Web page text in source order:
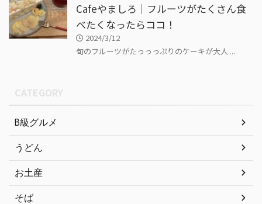
Cafeやましろ｜フルーツがたくさん食
べたくなったらココ！
2024/3/12
旬のフルーツがたっっっぷりのケーキが大人 ...
B級グルメ
うどん
お土産
そば